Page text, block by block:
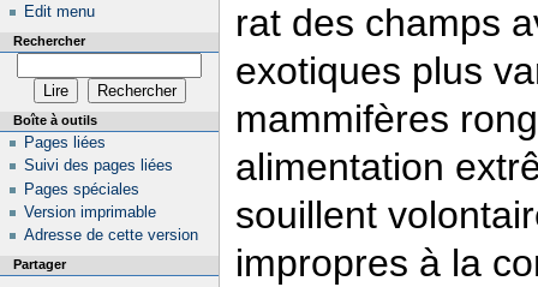
rat des champs
exotiques plus
mammifères
alimentation
souillent
impropres à la
Edit menu
Rechercher
Boîte à outils
Pages liées
Suivi des pages liées
Pages spéciales
Version imprimable
Adresse de cette version
Partager